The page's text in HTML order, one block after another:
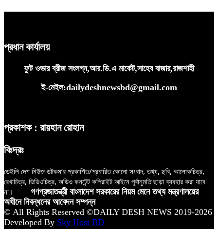
প্রধান কার্যালয়
ফুট ওভার ব্রীজ সংলগ্ন,আর.ডি.এ মার্কেট,সাহেব বাজার,রাজশাহী
ই-মেইল:dailydeshnewsbd@gmail.com
প্রকাশক : রায়হান রোহান
বিঃদ্রঃ
ডেইলি দেশ নিউজ ডটকম’র প্রকাশিত/প্রচারিত কোনো সংবাদ, তথ্য, ছবি, আলোকচিত্র,
রেখাচিত্র, ভিডিওচিত্র, অডিও কনটেন্ট কপিরাইট আইনে পূর্বানুমতি ছাড়া ব্যবহার করা যাবে
না।
গণপ্রজাতন্ত্রী বাংলাদেশ সরকারের নিয়ম মেনে তথ্য মন্ত্রণালয়ের
অধীনে নিবন্ধনের আবেদন সম্পন্ন
© All Rights Reserved ©DAILY DESH NEWS 2019-2026
Developed By Sky Host BD